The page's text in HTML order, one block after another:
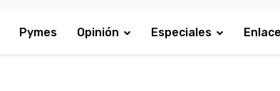
Pymes Opinión Especiales Enlace